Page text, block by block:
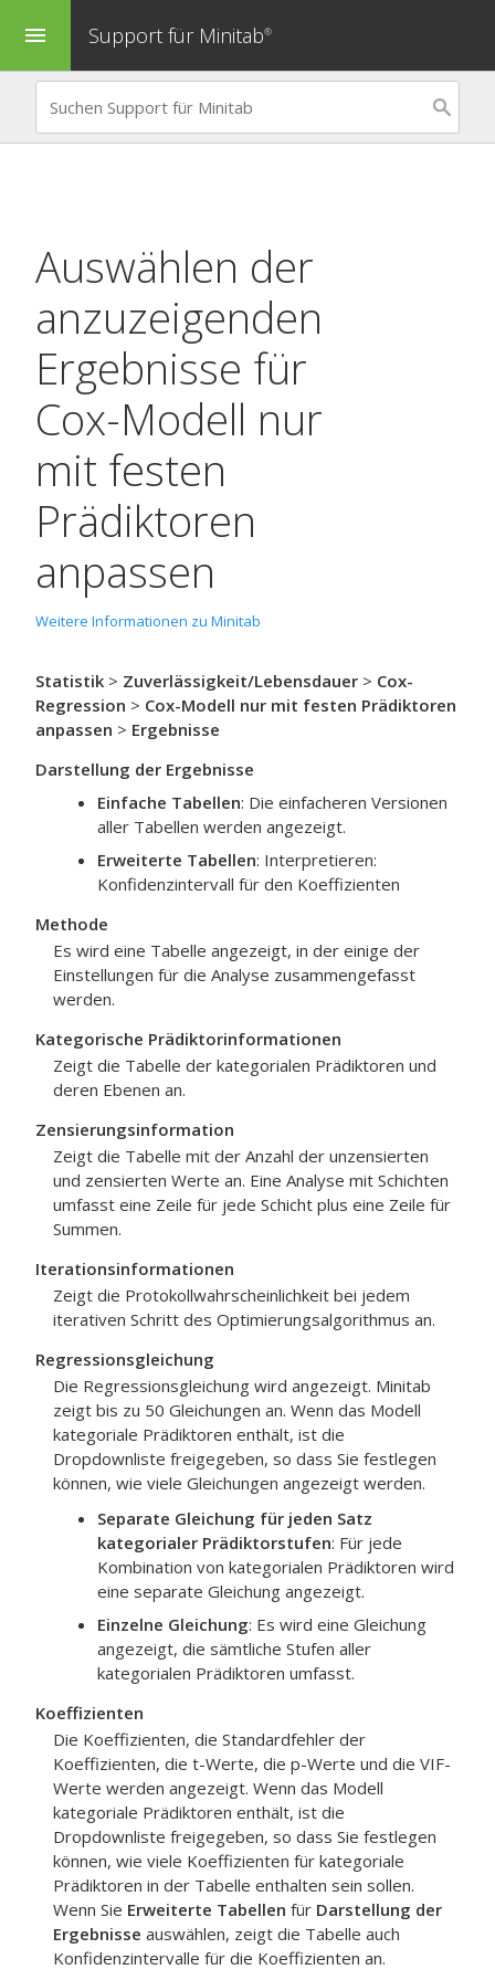
menu Support für Minitab®
Auswählen der
anzuzeigenden
Ergebnisse für
Cox-Modell nur
mit festen
Prädiktoren
anpassen
Weitere Informationen zu Minitab
Statistik > Zuverlässigkeit/Lebensdauer > Cox-
Regression > Cox-Modell nur mit festen Prädiktoren
anpassen > Ergebnisse
Darstellung der Ergebnisse
Einfache Tabellen: Die einfacheren Versionen
aller Tabellen werden angezeigt.
Erweiterte Tabellen: Interpretieren:
Konfidenzintervall für den Koeffizienten
Methode
Es wird eine Tabelle angezeigt, in der einige der
Einstellungen für die Analyse zusammengefasst
werden.
Kategorische Prädiktorinformationen
Zeigt die Tabelle der kategorialen Prädiktoren und
deren Ebenen an.
Zensierungsinformation
Zeigt die Tabelle mit der Anzahl der unzensierten
und zensierten Werte an. Eine Analyse mit Schichten
umfasst eine Zeile für jede Schicht plus eine Zeile für
Summen.
Iterationsinformationen
Zeigt die Protokollwahrscheinlichkeit bei jedem
iterativen Schritt des Optimierungsalgorithmus an.
Regressionsgleichung
Die Regressionsgleichung wird angezeigt. Minitab
zeigt bis zu 50 Gleichungen an. Wenn das Modell
kategoriale Prädiktoren enthält, ist die
Dropdownliste freigegeben, so dass Sie festlegen
können, wie viele Gleichungen angezeigt werden.
Separate Gleichung für jeden Satz
kategorialer Prädiktorstufen: Für jede
Kombination von kategorialen Prädiktoren wird
eine separate Gleichung angezeigt.
Einzelne Gleichung: Es wird eine Gleichung
angezeigt, die sämtliche Stufen aller
kategorialen Prädiktoren umfasst.
Koeffizienten
Die Koeffizienten, die Standardfehler der
Koeffizienten, die t-Werte, die p-Werte und die VIF-
Werte werden angezeigt. Wenn das Modell
kategoriale Prädiktoren enthält, ist die
Dropdownliste freigegeben, so dass Sie festlegen
können, wie viele Koeffizienten für kategoriale
Prädiktoren in der Tabelle enthalten sein sollen.
Wenn Sie Erweiterte Tabellen für Darstellung der
Ergebnisse auswählen, zeigt die Tabelle auch
Konfidenzintervalle für die Koeffizienten an.